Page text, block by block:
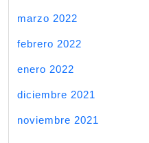
marzo 2022
febrero 2022
enero 2022
diciembre 2021
noviembre 2021